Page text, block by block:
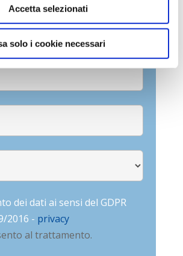
Accetta selezionati
solo i cookie necessari
dei dati ai sensi del GDPR
2016 - privacy
al trattamento.